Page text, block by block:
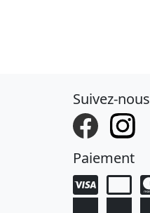
Suivez-nous
Paiement